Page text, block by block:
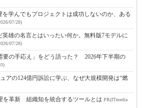
学んでもプロジェクトは成功しないのか、ある
07/28)
雄の名言とはいったい何か。無料版7モデルに
07/28)
要の手応え」をどう語った？ 2026年下半期の
アの124億円訴訟に学ぶ、なぜ大規模開発は“燃
を革新 組織知を統合するツールとは PR(ITmedia